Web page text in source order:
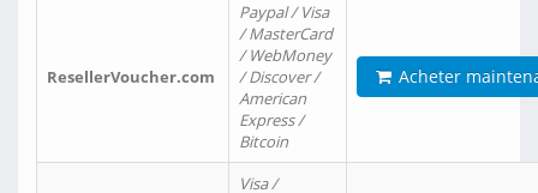
ResellerVoucher.com
Paypal / Visa
/ MasterCard
/ WebMoney
/ Discover /
American
Express /
Bitcoin
Acheter
Visa /